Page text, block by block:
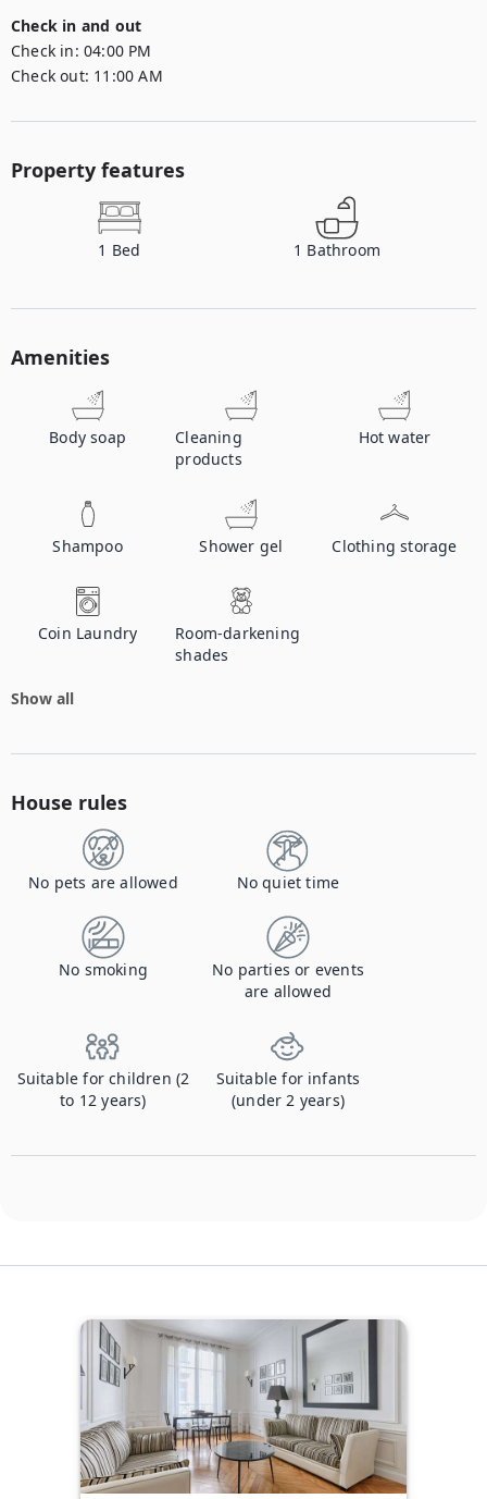
Check in and out
Check in: 04:00 PM
Check out: 11:00 AM
Property features
1 Bed 1 Bathroom
Amenities
Body soap
Cleaning
products
Hot water
Shampoo Shower gel Clothing storage
Coin Laundry
Room-darkening
shades
Show all
House rules
No pets are allowed No quiet time
No smoking
No parties or events
are allowed
Suitable for children (2
to 12 years)
Suitable for infants
(under 2 years)